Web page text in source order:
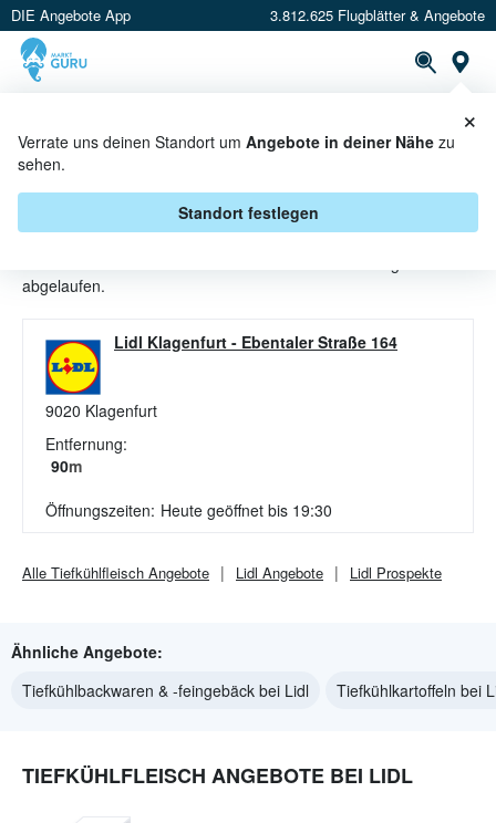
DIE Angebote App 3.812.625 Flugblätter & Angebote
Verrate uns deinen Standort um Angebote in deiner Nähe zu
sehen.
Standort festlegen
×
TIEFKÜHLFLEISCH ANGEBOTE &
AKTIONEN BEI LIDL
abgelaufen.
Lidl Klagenfurt - Ebentaler Straße 164
9020 Klagenfurt
Entfernung:
90m
Öffnungszeiten: Heute geöffnet bis 19:30
Alle Tiefkühlfleisch Angebote Lidl Angebote Lidl Prospekte
Ähnliche Angebote:
Tiefkühlbackwaren & -feingebäck bei Lidl
Tiefkühlkartoffeln bei
TIEFKÜHLFLEISCH ANGEBOTE BEI LIDL